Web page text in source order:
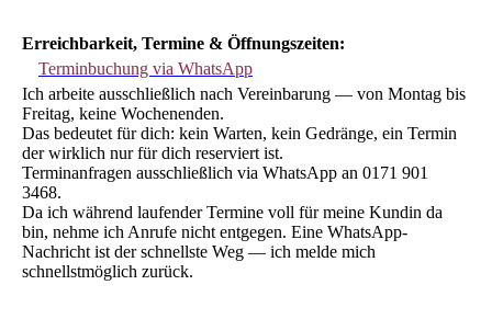
Erreichbarkeit, Termine & Öffnungszeiten:
Terminbuchung via WhatsApp
Ich arbeite ausschließlich nach Vereinbarung — von Montag bis
Freitag, keine Wochenenden.
Das bedeutet für dich: kein Warten, kein Gedränge, ein Termin
der wirklich nur für dich reserviert ist.
Terminanfragen ausschließlich via WhatsApp an 0171 901
3468.
Da ich während laufender Termine voll für meine Kundin da
bin, nehme ich Anrufe nicht entgegen. Eine WhatsApp-
Nachricht ist der schnellste Weg — ich melde mich
schnellstmöglich zurück.